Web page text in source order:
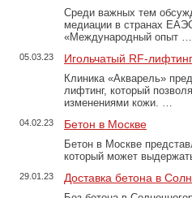
Среди важных тем
медиации в странах
«Международный опыт …
05.03.23 Игольчатый RF-
Клиника «Акварель»
лифтинг, который
изменениями кожи. …
04.02.23 Бетон в Москве
Бетон в Москве
который может
29.01.23 Доставка бетона в